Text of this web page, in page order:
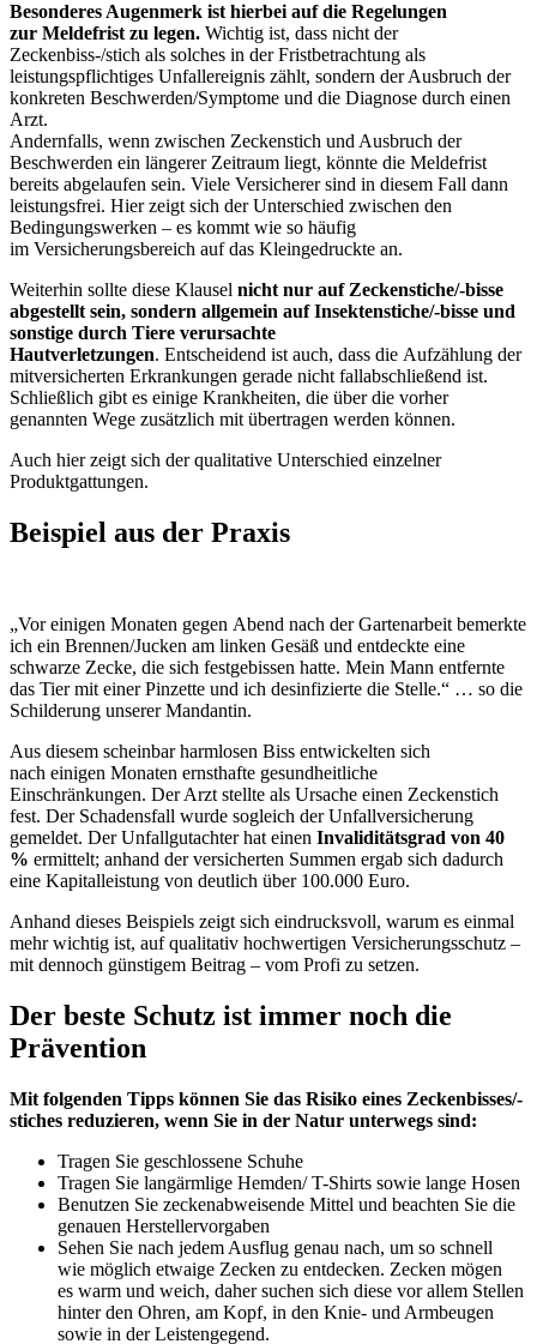
Besonderes Augenmerk ist hierbei auf die Regelungen
zur Meldefrist zu legen. Wichtig ist, dass nicht der
Zeckenbiss-/stich als solches in der Fristbetrachtung als
leistungspflichtiges Unfallereignis zählt, sondern der Ausbruch der
konkreten Beschwerden/Symptome und die Diagnose durch einen
Arzt.
Andernfalls, wenn zwischen Zeckenstich und Ausbruch der
Beschwerden ein längerer Zeitraum liegt, könnte die Meldefrist
bereits abgelaufen sein. Viele Versicherer sind in diesem Fall dann
leistungsfrei. Hier zeigt sich der Unterschied zwischen den
Bedingungswerken – es kommt wie so häufig
im Versicherungsbereich auf das Kleingedruckte an.
Weiterhin sollte diese Klausel nicht nur auf Zeckenstiche/-bisse
abgestellt sein, sondern allgemein auf Insektenstiche/-bisse und
sonstige durch Tiere verursachte
Hautverletzungen. Entscheidend ist auch, dass die Aufzählung der
mitversicherten Erkrankungen gerade nicht fallabschließend ist.
Schließlich gibt es einige Krankheiten, die über die vorher
genannten Wege zusätzlich mit übertragen werden können.
Auch hier zeigt sich der qualitative Unterschied einzelner
Produktgattungen.
Beispiel aus der Praxis
„Vor einigen Monaten gegen Abend nach der Gartenarbeit bemerkte
ich ein Brennen/Jucken am linken Gesäß und entdeckte eine
schwarze Zecke, die sich festgebissen hatte. Mein Mann entfernte
das Tier mit einer Pinzette und ich desinfizierte die Stelle.“ … so die
Schilderung unserer Mandantin.
Aus diesem scheinbar harmlosen Biss entwickelten sich
nach einigen Monaten ernsthafte gesundheitliche
Einschränkungen. Der Arzt stellte als Ursache einen Zeckenstich
fest. Der Schadensfall wurde sogleich der Unfallversicherung
gemeldet. Der Unfallgutachter hat einen Invaliditätsgrad von 40
% ermittelt; anhand der versicherten Summen ergab sich dadurch
eine Kapitalleistung von deutlich über 100.000 Euro.
Anhand dieses Beispiels zeigt sich eindrucksvoll, warum es einmal
mehr wichtig ist, auf qualitativ hochwertigen Versicherungsschutz –
mit dennoch günstigem Beitrag – vom Profi zu setzen.
Der beste Schutz ist immer noch die
Prävention
Mit folgenden Tipps können Sie das Risiko eines Zeckenbisses/-
stiches reduzieren, wenn Sie in der Natur unterwegs sind:
Tragen Sie geschlossene Schuhe
Tragen Sie langärmlige Hemden/ T-Shirts sowie lange Hosen
Benutzen Sie zeckenabweisende Mittel und beachten Sie die
genauen Herstellervorgaben
Sehen Sie nach jedem Ausflug genau nach, um so schnell
wie möglich etwaige Zecken zu entdecken. Zecken mögen
es warm und weich, daher suchen sich diese vor allem Stellen
hinter den Ohren, am Kopf, in den Knie- und Armbeugen
sowie in der Leistengegend.